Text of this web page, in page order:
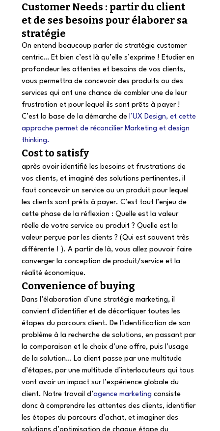
Customer Needs : partir du client
et de ses besoins pour élaborer sa
stratégie
On entend beaucoup parler de stratégie customer
centric… Et bien c’est là qu’elle s’exprime ! Etudier en
profondeur les attentes et besoins de vos clients,
vous permettra de concevoir des produits ou des
services qui ont une chance de combler une de leur
frustration et pour lequel ils sont prêts à payer !
C’est la base de la démarche de l’UX Design, et cette
approche permet de réconcilier Marketing et design
thinking.
Cost to satisfy
après avoir identifié les besoins et frustrations de
vos clients, et imaginé des solutions pertinentes, il
faut concevoir un service ou un produit pour lequel
les clients sont prêts à payer. C’est tout l’enjeu de
cette phase de la réflexion : Quelle est la valeur
réelle de votre service ou produit ? Quelle est la
valeur perçue par les clients ? (Qui est souvent très
différente ! ). A partir de là, vous allez pouvoir faire
converger la conception de produit/service et la
réalité économique.
Convenience of buying
Dans l’élaboration d’une stratégie marketing, il
convient d’identifier et de décortiquer toutes les
étapes du parcours client. De l’identification de son
problème à la recherche de solutions, en passant par
la comparaison et le choix d’une offre, puis l’usage
de la solution… La client passe par une multitude
d’étapes, par une multitude d’interlocuteurs qui tous
vont avoir un impact sur l’expérience globale du
client. Notre travail d’agence marketing consiste
donc à comprendre les attentes des clients, identifier
les étapes du parcours d’achat, et imaginer des